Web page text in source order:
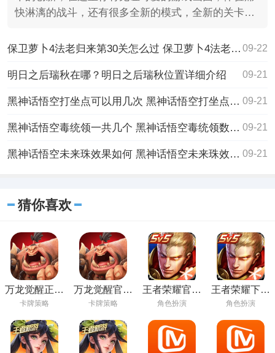
快淋漓的战斗，还有很多全新的模式，全新的关卡任
保卫萝卜4法老归来第30关怎么过 保卫萝卜4法老归来第30关通关攻略 09-22
明日之后瑞秋在哪？明日之后瑞秋位置详细介绍 09-21
黑神话悟空打坐点可以用几次 黑神话悟空打坐点说明 09-21
黑神话悟空毒统领一共几个 黑神话悟空毒统领数量介绍 09-21
黑神话悟空未来珠效果如何 黑神话悟空未来珠效果使用评价 09-21
猜你喜欢
万龙觉醒正版
2024最新版
卡牌策略
万龙觉醒官方
正版
卡牌策略
王者荣耀官方
下载版安装
角色扮演
王者荣耀下载
安卓安装下载
角色扮演